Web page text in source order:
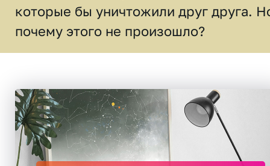
которые бы уничтожили друг друга.
почему этого не произошло?